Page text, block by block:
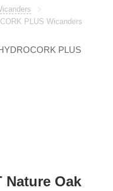
PLUS Wicanders
Oak